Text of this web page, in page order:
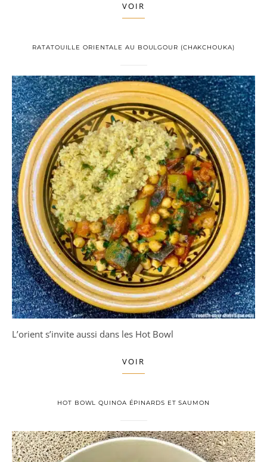
VOIR
RATATOUILLE ORIENTALE AU BOULGOUR (CHAKCHOUKA)
L’orient s’invite aussi dans les Hot Bowl
VOIR
HOT BOWL QUINOA ÉPINARDS ET SAUMON